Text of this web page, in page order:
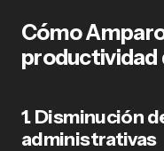
Cómo
productividad
1. Disminución
administrativas